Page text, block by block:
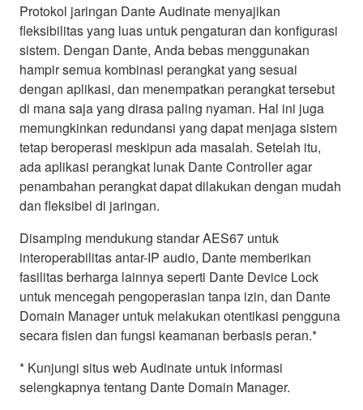
Protokol jaringan Dante Audinate menyajikan
fleksibilitas yang luas untuk pengaturan dan konfigurasi
sistem. Dengan Dante, Anda bebas menggunakan
hampir semua kombinasi perangkat yang sesuai
dengan aplikasi, dan menempatkan perangkat tersebut
di mana saja yang dirasa paling nyaman. Hal ini juga
memungkinkan redundansi yang dapat menjaga sistem
tetap beroperasi meskipun ada masalah. Setelah itu,
ada aplikasi perangkat lunak Dante Controller agar
penambahan perangkat dapat dilakukan dengan mudah
dan fleksibel di jaringan.
Disamping mendukung standar AES67 untuk
interoperabilitas antar-IP audio, Dante memberikan
fasilitas berharga lainnya seperti Dante Device Lock
untuk mencegah pengoperasian tanpa izin, dan Dante
Domain Manager untuk melakukan otentikasi pengguna
secara fisien dan fungsi keamanan berbasis peran.*
* Kunjungi situs web Audinate untuk informasi
selengkapnya tentang Dante Domain Manager.